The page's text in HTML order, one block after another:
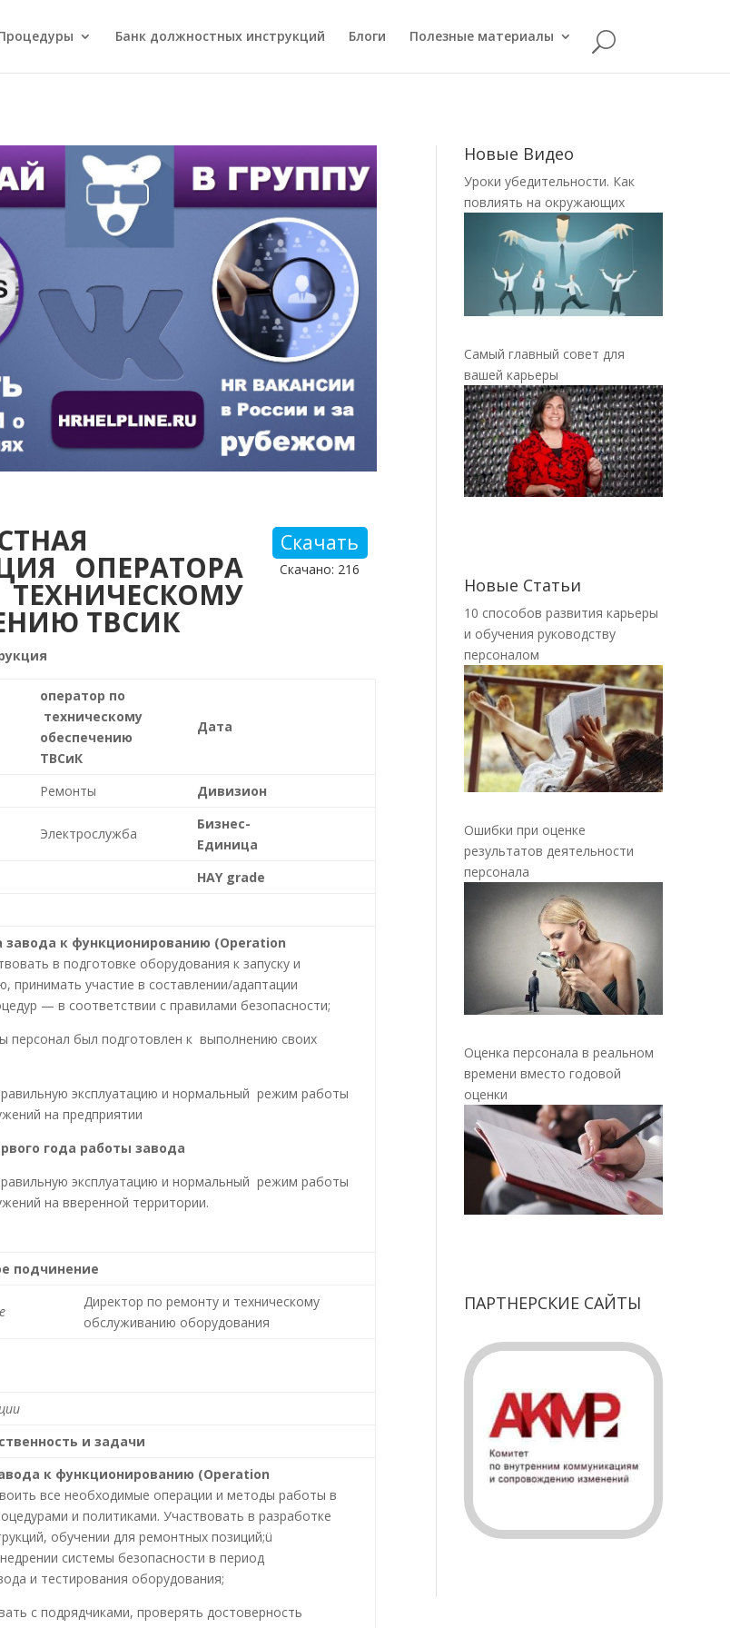
Банк должностных инструкций Блоги Полезные материалы
ОПЕРАТОРА
ТВСИК
Скачать
Скачано: 216
оператор по
техническому
обеспечению
ТВСиК
Дата
Ремонты Дивизион
Электрослужба
Бизнес-
Единица
HAY grade
завода к функционированию (Operation
в подготовке оборудования к запуску и
принимать участие в составлении/адаптации
— в соответствии с правилами безопасности;
персонал был подготовлен к выполнению своих
эксплуатацию и нормальный режим работы
на предприятии
года работы завода
эксплуатацию и нормальный режим работы
на вверенной территории.
подчинение
Директор по ремонту и техническому
обслуживанию оборудования
и задачи
к функционированию (Operation
все необходимые операции и методы работы в
и политиками. Участвовать в разработке
обучении для ремонтных позиций;ü
системы безопасности в период
и тестирования оборудования;
с подрядчиками, проверять достоверность
Новые Видео
Уроки убедительности. Как
повлиять на окружающих
Самый главный совет для
вашей карьеры
Новые Статьи
10 способов развития карьеры
и обучения руководству
персоналом
Ошибки при оценке
результатов деятельности
персонала
Оценка персонала в реальном
времени вместо годовой
оценки
ПАРТНЕРСКИЕ САЙТЫ